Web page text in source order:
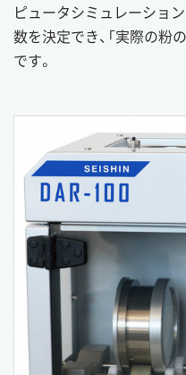
ピュータシミュレーショ
数を決定でき、「実際の粉
です。